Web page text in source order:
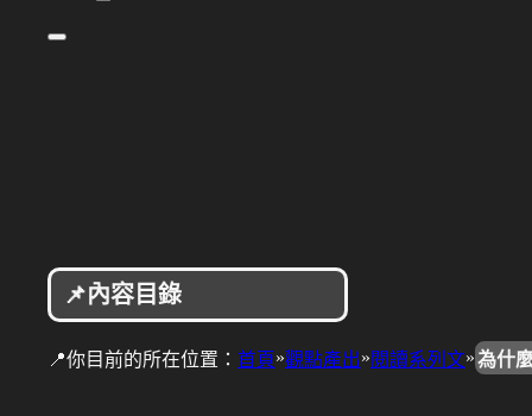
📌內容目錄
📍你目前的所在位置： 首頁»觀點產出»閱讀系列文»為什